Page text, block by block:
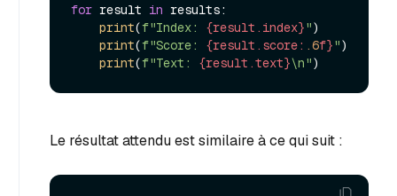
for result in results:
print(f"Index: {result.index}")
print(f"Score: {result.score: .6f}")
print(f"Text: {result.text}\n"
Le résultat attendu est similaire à ce qui suit :